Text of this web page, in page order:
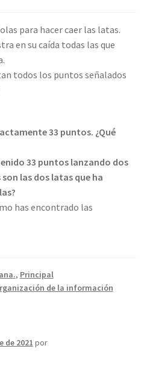
para hacer caer las latas.
en su caída todas las que
todos los puntos señalados
33 puntos. ¿Qué
33 puntos lanzando dos
las dos latas que ha
has encontrado las
, Principal
de la información
de 2021 por